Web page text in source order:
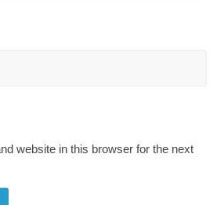
website in this browser for the next